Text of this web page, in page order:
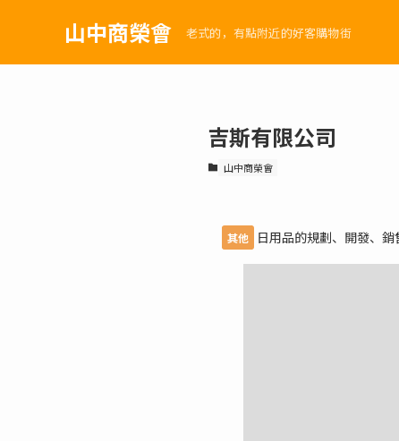
山中商榮會 老式的，有點附近的好客購物街
吉斯有限公司
山中商榮會
其他 日用品的規劃、開發、